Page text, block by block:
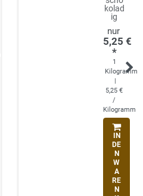
kolad
ig
5,25 €
*
1
Kilogramm
5,25 €
/
Kilogramm
IN
DE
N
W
A
RE
N